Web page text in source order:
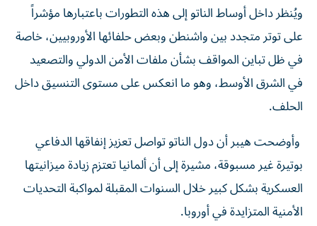
ويُنظر داخل أوساط الناتو إلى هذه التطورات باعتبارها مؤشراً
على توتر متجدد بين واشنطن وبعض حلفائها الأوروبيين، خاصة
في ظل تباين المواقف بشأن ملفات الأمن الدولي والتصعيد
في الشرق الأوسط، وهو ما انعكس على مستوى التنسيق داخل
الحلف.
وأوضحت هيبر أن دول الناتو تواصل تعزيز إنفاقها الدفاعي
بوتيرة غير مسبوقة، مشيرة إلى أن ألمانيا تعتزم زيادة ميزانيتها
العسكرية بشكل كبير خلال السنوات المقبلة لمواكبة التحديات
الأمنية المتزايدة في أوروبا.